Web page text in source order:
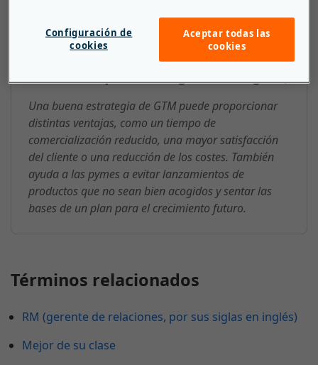
y medianas empresas sobre
Estrategia de GTM (salida al
Una buena estrategia de GTM puede proporcionar
distintas ventajas, como un tiempo de
comercialización reducido, una mayor satisfacción
del cliente o una reducción de los costes. También
ayuda a las pymes a evitar lanzamientos de
productos que no sean bien acogidos y sentar las
bases de un plan para el crecimiento futuro.
Términos relacionados
RM (gerente de relaciones, por sus siglas en inglés)
Mejor de su clase
Configuración de
cookies
Aceptar todas las
cookies